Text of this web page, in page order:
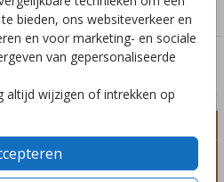
bieden, ons websiteverkeer en
en voor marketing- en sociale
van gepersonaliseerde
altijd wijzigen of intrekken op
misschien ook leuk